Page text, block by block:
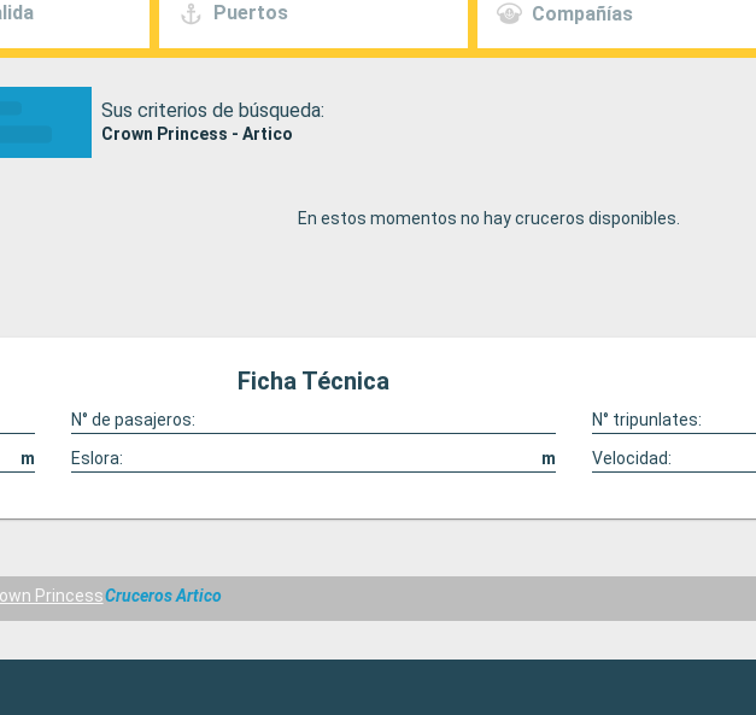
Puertos Compañías
Sus criterios de búsqueda:
Crown Princess - Artico
En estos momentos no hay cruceros disponibles.
Ficha Técnica
N° de pasajeros:
N° tripunlates:
m Eslora: m Velocidad:
PrincessCruceros Artico